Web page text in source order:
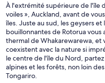
À l'extrémité supérieure de l'île
voiles », Auckland, avant de
îles. Juste au sud, les geysers
bouillonnantes de Rotorua vous
thermal de Whakarewarewa, et
coexistent avec la nature si
le centre de l'île du Nord,
alpines et les forêts, non loin
Tongariro.